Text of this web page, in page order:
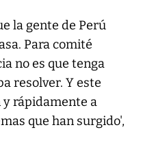
la gente de Perú
Para comité
no es que tenga
resolver. Y este
y rápidamente a
que han surgido',